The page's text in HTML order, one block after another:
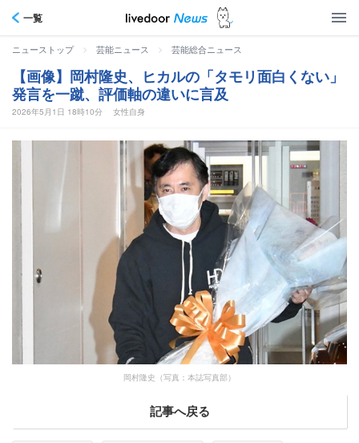
一覧
ニューストップ > 芸能ニュース > 芸能総合ニュース
【画像】岡村隆史、ヒカルの「タモリ面白くない」
発言を一蹴、評価軸の違いに言及
2026年5月1日 18時10分 女性自身
岡村隆史（写真：本誌写真部）
記事へ戻る